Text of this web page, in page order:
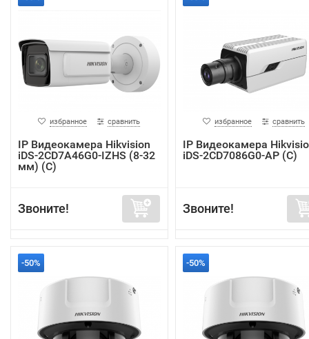
избранное сравнить
IP Видеокамера Hikvision
iDS-2CD7A46G0-IZHS (8-32
мм) (C)
Звоните!
избранное сравнить
IP Видеокамера
iDS-2CD7086G0-AP (C)
Звоните!
-50% -50%